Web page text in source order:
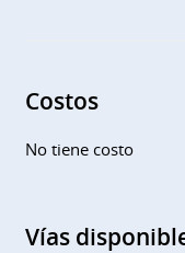
Costos
No tiene costo
Vías